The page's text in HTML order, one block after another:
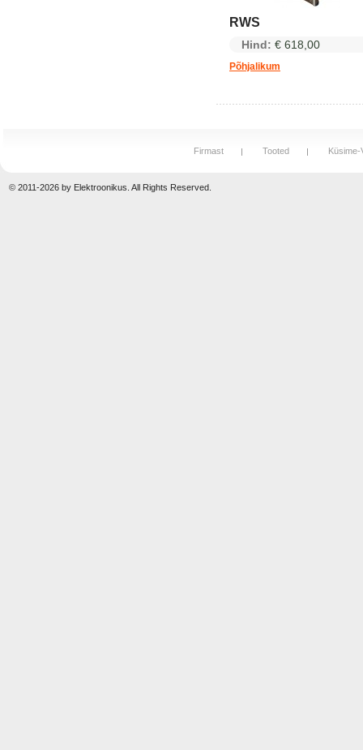
RWS
Hind: € 618,00
Põhjalikum
Firmast Tooted Küsime-
© 2011-2026 by Elektroonikus. All Rights Reserved.